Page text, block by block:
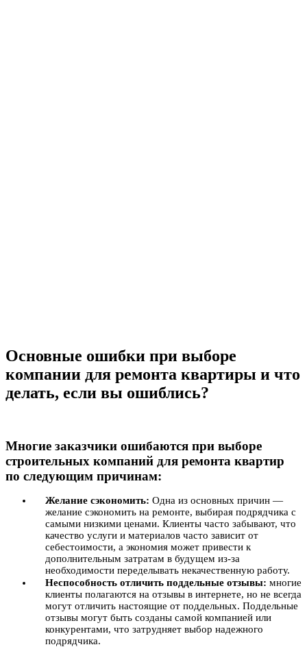
Основные ошибки при выборе
компании для ремонта квартиры и что
делать, если вы ошиблись?
Многие заказчики ошибаются при выборе
строительных компаний для ремонта квартир
по следующим причинам:
Желание сэкономить: Одна из основных причин —
желание сэкономить на ремонте, выбирая подрядчика с
самыми низкими ценами. Клиенты часто забывают, что
качество услуги и материалов часто зависит от
себестоимости, а экономия может привести к
дополнительным затратам в будущем из-за
необходимости переделывать некачественную работу.
Неспособность отличить поддельные отзывы: многие
клиенты полагаются на отзывы в интернете, но не всегда
могут отличить настоящие от поддельных. Поддельные
отзывы могут быть созданы самой компанией или
конкурентами, что затрудняет выбор надежного
подрядчика.